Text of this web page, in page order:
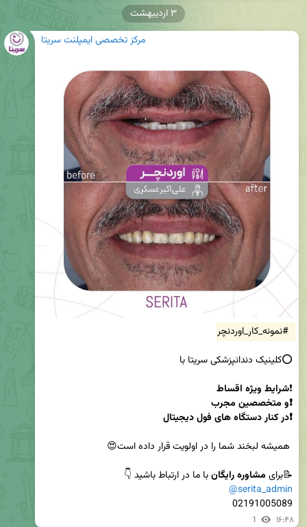
مرکز تخصصی ایمپلنت سریتا
#نمونه_کار_اوردنچر
❗
❗در کنار دستگاه های فول دیجیتال
📝برای مشاوره رایگان با ما در ارتباط باشید 👇
@serita_admin
02191005089
1 ۱۶:۴۸
۳ اردیبهشت